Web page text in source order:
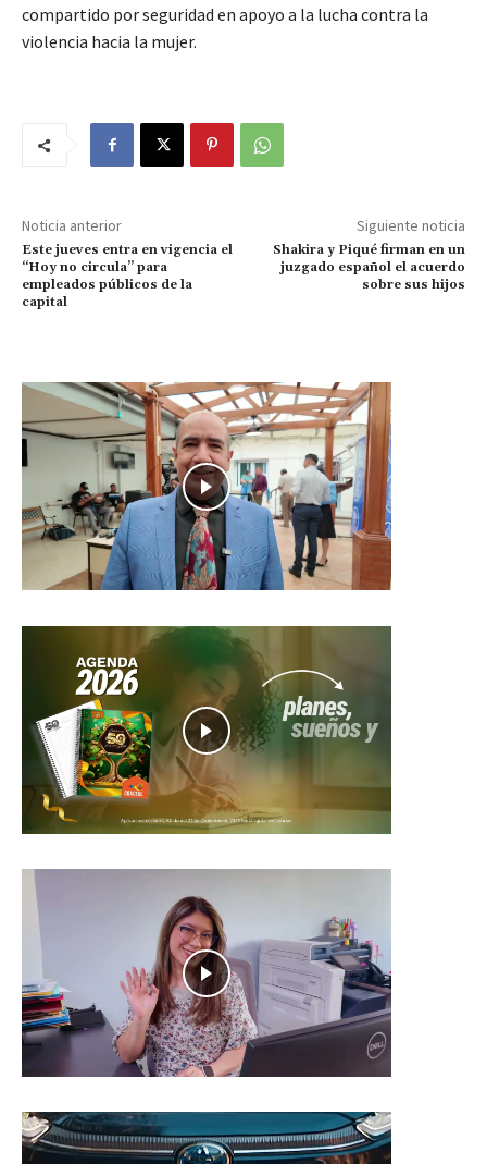
compartido por seguridad en apoyo a la lucha contra la
violencia hacia la mujer.
Noticia anterior
Este jueves entra en vigencia el
“Hoy no circula” para
empleados públicos de la
capital
Siguiente noticia
Shakira y Piqué firman en un
juzgado español el acuerdo
sobre sus hijos